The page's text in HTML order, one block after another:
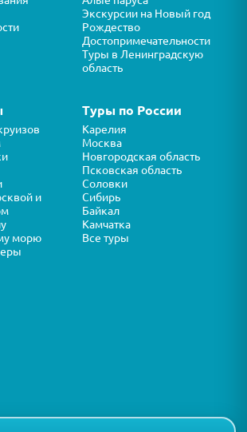
Экскурсии на Новый год
Рождество
Достопримечательности
Туры в Ленинградскую
область
и
морю
Туры по России
Карелия
Москва
Новгородская область
Псковская область
Соловки
Сибирь
Байкал
Камчатка
Все туры